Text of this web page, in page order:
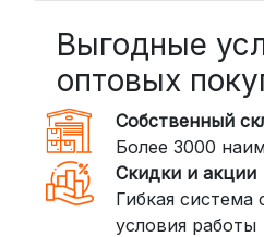
пунктов выдачи
Сроки — от 2
350 рублей
DPD:
доставки,
внутри России.
стоимость — от
Выгодные
оптовых
Собственный
Более 3000
Скидки и акции
Гибкая система
условия работы